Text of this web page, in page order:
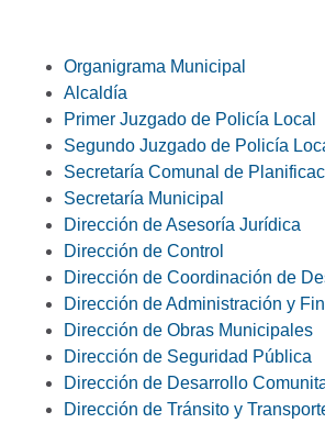
Organigrama Municipal
Alcaldía
Primer Juzgado de Policía Local
Segundo Juzgado de Policía
Secretaría Comunal de
Secretaría Municipal
Dirección de Asesoría Jurídica
Dirección de Control
Dirección de Coordinación de
Dirección de Administración y
Dirección de Obras Municipales
Dirección de Seguridad Pública
Dirección de Desarrollo
Dirección de Tránsito y